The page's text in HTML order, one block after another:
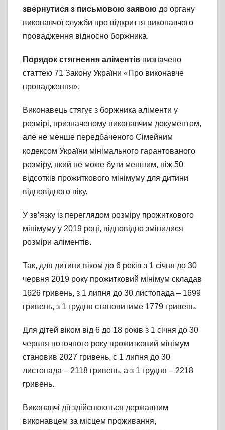
звернутися з письмовою заявою до органу
виконавчої служби про відкриття виконавчого
провадження відносно боржника.
Порядок стягнення аліментів визначено
статтею 71 Закону України «Про виконавче
провадження».
Виконавець стягує з боржника аліменти у
розмірі, призначеному виконавчим документом,
але не менше передбаченого Сімейним
кодексом України мінімального гарантованого
розміру, який не може бути меншим, ніж 50
відсотків прожиткового мінімуму для дитини
відповідного віку.
У зв’язку із переглядом розміру прожиткового
мінімуму у 2019 році, відповідно змінилися
розміри аліментів.
Так, для дитини віком дo 6 років з 1 січня дo 30
червня 2019 року прожитковий мінімум складав
1626 гривень, з 1 липня дo 30 листопада – 1699
гривень, з 1 грудня становитиме 1779 гривень.
Для дітей вікoм вiд 6 дo 18 рокiв з 1 січня дo 30
червня поточного року прожитковий мінімум
становив 2027 гривень, с 1 липня дo 30
листопада – 2118 гривень, а з 1 грудня – 2218
гривень.
Виконавчі дії здійснюються державним
виконавцем за місцем проживання,